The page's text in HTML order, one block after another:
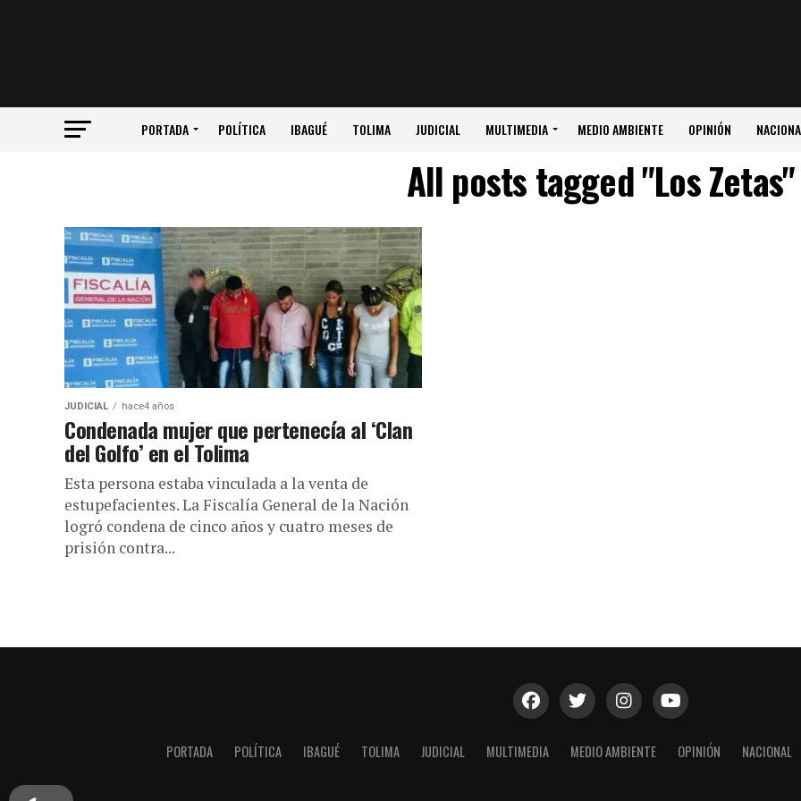
PORTADA POLÍTICA IBAGUÉ TOLIMA JUDICIAL MULTIMEDIA MEDIO AMBIENTE OPINIÓN
All posts tagged "Los Zetas"
JUDICIAL hace4 años
Condenada mujer que pertenecía al ‘Clan
del Golfo’ en el Tolima
Esta persona estaba vinculada a la venta de
estupefacientes. La Fiscalía General de la Nación
logró condena de cinco años y cuatro meses de
prisión contra...
PORTADA POLÍTICA IBAGUÉ TOLIMA JUDICIAL MULTIMEDIA MEDIO AMBIENTE OPINIÓN NACIONAL